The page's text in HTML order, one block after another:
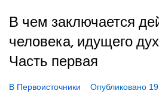
В чем заключается
человека, идущего
Часть первая
В Первоисточники Опубликовано